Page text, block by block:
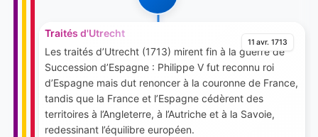
11 avr. 1713
Traités d'Utrecht
Les traités d’Utrecht (1713) mirent fin à la guerre de
Succession d’Espagne : Philippe V fut reconnu roi
d’Espagne mais dut renoncer à la couronne de France,
tandis que la France et l’Espagne cédèrent des
territoires à l’Angleterre, à l’Autriche et à la Savoie,
redessinant l’équilibre européen.